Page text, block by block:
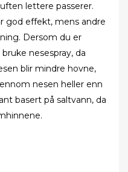
lettere passerer.
god effekt, mens andre
Dersom du er
nesespray, da
blir mindre hovne,
nesen heller enn
basert på saltvann, da